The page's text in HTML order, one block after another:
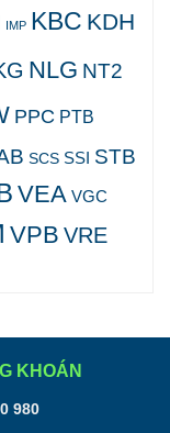
IMP KBC KDH
NLG NT2
PPC PTB
SCS SSI STB
VEA VGC
VPB VRE
KHOÁN
980